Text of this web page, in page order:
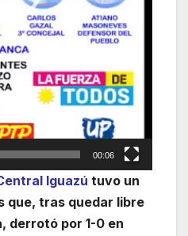
00:06
Iguazú tuvo un
que, tras quedar libre
derrotó por 1-0 en